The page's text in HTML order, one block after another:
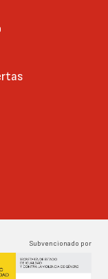
Subvencionado por